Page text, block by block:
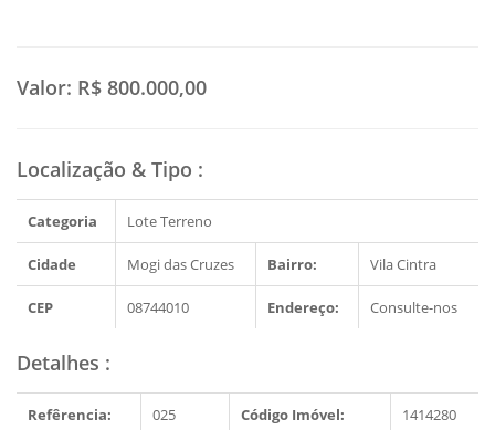
Valor: R$ 800.000,00
Localização & Tipo :
Categoria Lote Terreno
Cidade Mogi das Cruzes Bairro: Vila Cintra
CEP 08744010 Endereço: Consulte-nos
Detalhes :
Refêrencia: 025 Código Imóvel: 1414280